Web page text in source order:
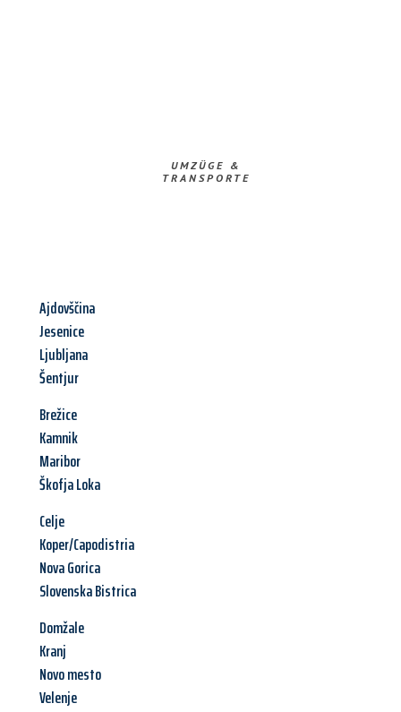
UMZÜGE &
TRANSPORTE
Ajdovščina
Jesenice
Ljubljana
Šentjur
Brežice
Kamnik
Maribor
Škofja Loka
Celje
Koper/Capodistria
Nova Gorica
Slovenska Bistrica
Domžale
Kranj
Novo mesto
Velenje